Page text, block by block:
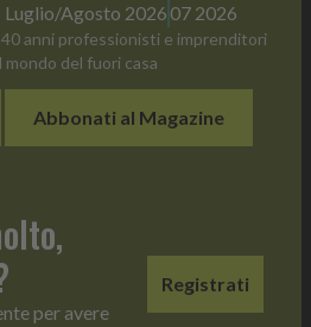
Agosto 2026 07 2026
40 anni professionisti e imprenditori
del fuori casa
Abbonati al Magazine
per avere
Registrati